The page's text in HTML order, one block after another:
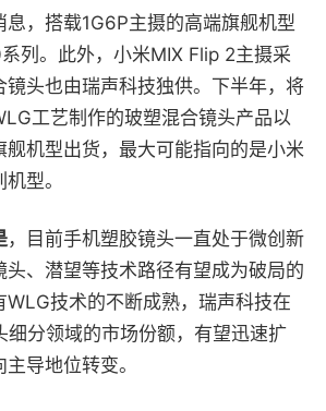
息，搭载1G6P主摄的高端旗舰机型
列。此外，小米MIX Flip 2主摄采
镜头也由瑞声科技独供。下半年，将
工艺制作的玻塑混合镜头产品以
舰机型出货，最大可能指向的是小米
型。
，目前手机塑胶镜头一直处于微创新
头、潜望等技术路径有望成为破局的
WLG技术的不断成熟，瑞声科技在
细分领域的市场份额，有望迅速扩
导地位转变。